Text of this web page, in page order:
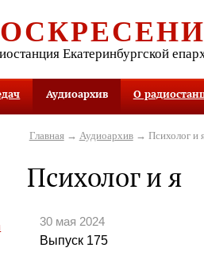
Екатеринбургской
Аудиоархив О
Главная→ Аудиоархив→ Психолог и
Психолог и я
30 мая 2024
Выпуск 175